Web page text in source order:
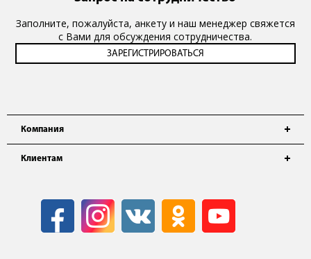
Компания
Клиентам
Заполните, пожалуйста, анкету и наш менеджер свяжется
с Вами для обсуждения сотрудничества.